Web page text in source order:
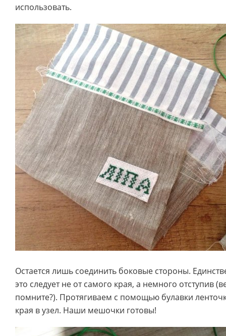
использовать.
Остается лишь соединить боковые стороны.
это следует не от самого края, а немного отступив
помните?). Протягиваем с помощью булавки
края в узел. Наши мешочки готовы!